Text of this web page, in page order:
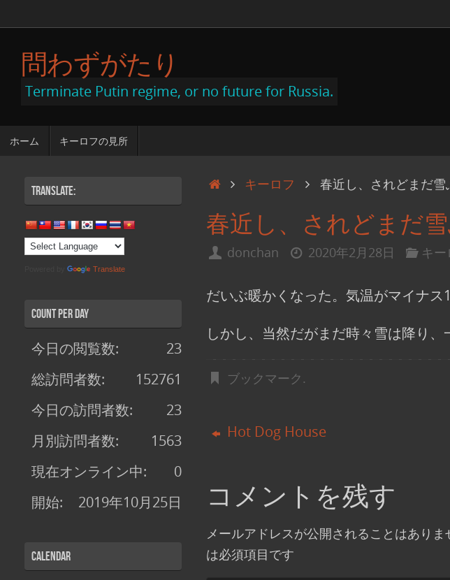
問わずがたり
Terminate Putin regime, or no future for Russia.
ホーム キーロフの見所
ホ
ム
キーロフ 春近し、されどまだ雪
春近し、されどまだ
donchan 2020年2月28日 キー
だいぶ暖かくなった。気温がマイナス
しかし、当然だがまだ時々雪は降り、
ブックマーク .
Hot Dog House
コメントを残す
メールアドレスが公開されることはありま
は必須項目です
Translate:
Translate
Count per Day
23
今日の閲覧数:
152761
総訪問者数:
23
今日の訪問者数:
1563
月別訪問者数:
0
現在オンライン中:
2019年10月25日
開始:
Calendar